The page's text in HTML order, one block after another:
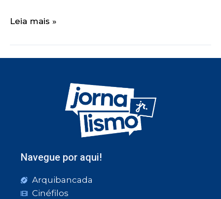
Leia mais »
Navegue por aqui!
Arquibancada
Cinéfilos